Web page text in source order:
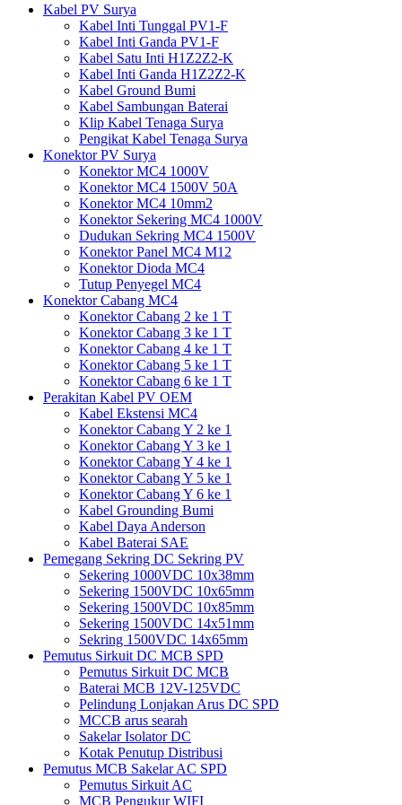
Kabel PV Surya
Kabel Inti Tunggal PV1-F
Kabel Inti Ganda PV1-F
Kabel Satu Inti H1Z2Z2-K
Kabel Inti Ganda H1Z2Z2-K
Kabel Ground Bumi
Kabel Sambungan Baterai
Klip Kabel Tenaga Surya
Pengikat Kabel Tenaga Surya
Konektor PV Surya
Konektor MC4 1000V
Konektor MC4 1500V 50A
Konektor MC4 10mm2
Konektor Sekering MC4 1000V
Dudukan Sekring MC4 1500V
Konektor Panel MC4 M12
Konektor Dioda MC4
Tutup Penyegel MC4
Konektor Cabang MC4
Konektor Cabang 2 ke 1 T
Konektor Cabang 3 ke 1 T
Konektor Cabang 4 ke 1 T
Konektor Cabang 5 ke 1 T
Konektor Cabang 6 ke 1 T
Perakitan Kabel PV OEM
Kabel Ekstensi MC4
Konektor Cabang Y 2 ke 1
Konektor Cabang Y 3 ke 1
Konektor Cabang Y 4 ke 1
Konektor Cabang Y 5 ke 1
Konektor Cabang Y 6 ke 1
Kabel Grounding Bumi
Kabel Daya Anderson
Kabel Baterai SAE
Pemegang Sekring DC Sekring PV
Sekering 1000VDC 10x38mm
Sekering 1500VDC 10x65mm
Sekering 1500VDC 10x85mm
Sekering 1500VDC 14x51mm
Sekring 1500VDC 14x65mm
Pemutus Sirkuit DC MCB SPD
Pemutus Sirkuit DC MCB
Baterai MCB 12V-125VDC
Pelindung Lonjakan Arus DC SPD
MCCB arus searah
Sakelar Isolator DC
Kotak Penutup Distribusi
Pemutus MCB Sakelar AC SPD
Pemutus Sirkuit AC
MCB Pengukur WIFI